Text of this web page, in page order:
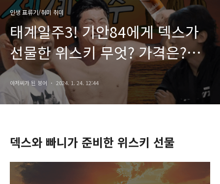
인생 표류기/취미 취미
태계일주3! 기안84에게 덱스가
선물한 위스키 무엇? 가격은?
(feat. 글렌피딕)
아저씨가 된 붕어 2024. 1. 24. 12:44
덱스와 빠니가 준비한 위스키 선물